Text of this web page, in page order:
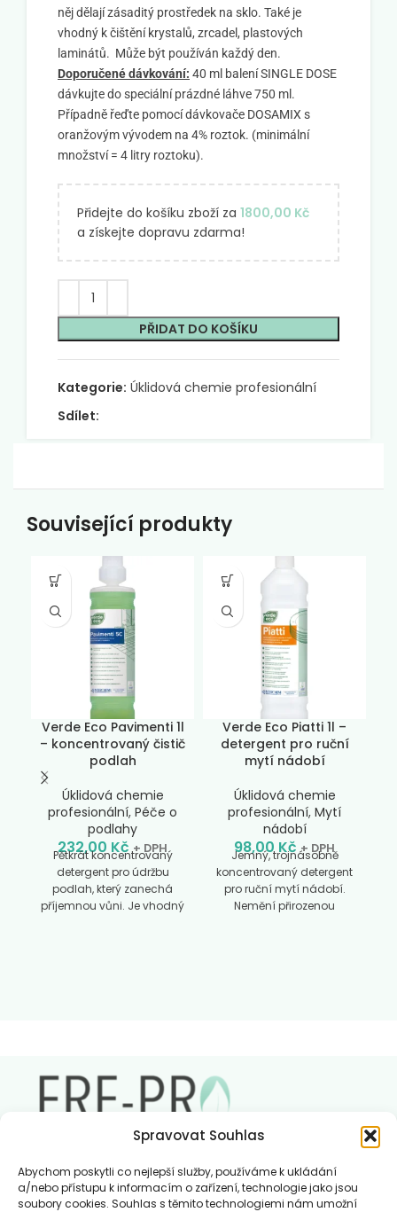
Spravovat Souhlas
Abychom poskytli co nejlepší služby, používáme k ukládání
a/nebo přístupu k informacím o zařízení, technologie jako jsou
soubory cookies. Souhlas s těmito technologiemi nám umožní
něj dělají zásaditý prostředek na sklo. Také je
vhodný k čištění krystalů, zrcadel, plastových
laminátů. Může být používán každý den.
Doporučené dávkování: 40 ml balení SINGLE DOSE
dávkujte do speciální prázdné láhve 750 ml.
Případně řeďte pomocí dávkovače DOSAMIX s
oranžovým vývodem na 4% roztok. (minimální
množství = 4 litry roztoku).
Přidejte do košíku zboží za 1800,00 Kč
a získejte dopravu zdarma!
PŘIDAT DO KOŠÍKU
Kategorie: Úklidová chemie profesionální
Sdílet:
Související produkty
Verde Eco Pavimenti 1l
– koncentrovaný čistič
podlah
Úklidová chemie
profesionální, Péče o
podlahy
232,00 Kč + DPH
Pětkrát koncentrovaný
detergent pro údržbu
podlah, který zanechá
příjemnou vůni. Je vhodný
dávkování:dva uzávěry
(50ml) dávkujte do 10l
vody. (zřeďtě na 0,5%
mop, hadr nebo čisticí
oplachování vodou. pH 9
Verde Eco Piatti 1l –
detergent pro ruční
mytí nádobí
Úklidová chemie
profesionální, Mytí
nádobí
98,00 Kč + DPH
Jemný, trojnásobně
koncentrovaný detergent
pro ruční mytí nádobí.
Nemění přirozenou